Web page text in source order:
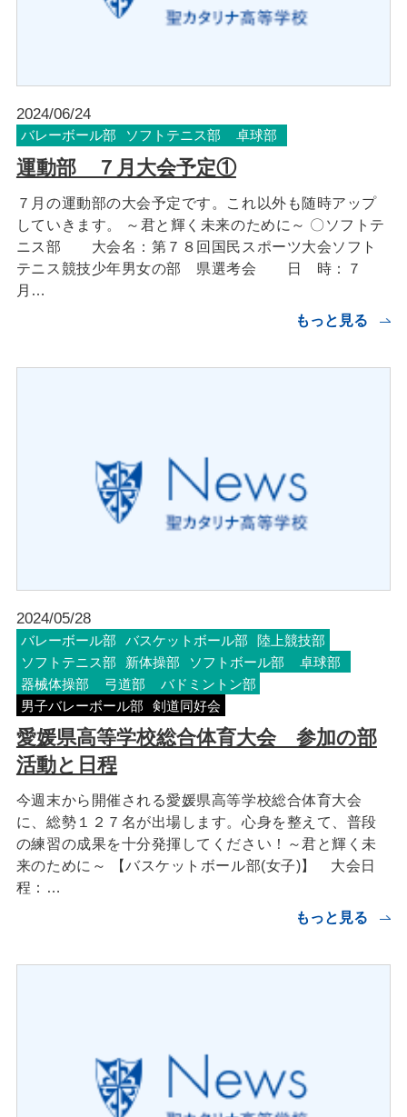
2024/06/24
バレーボール部 ソフトテニス部 卓球部
運動部 ７月大会予定①
７月の運動部の大会予定です。これ以外も随時アップ
していきます。 ～君と輝く未来のために～ 〇ソフトテ
ニス部 大会名：第７８回国民スポーツ大会ソフト
テニス競技少年男女の部 県選考会 日 時：７
月…
もっと見る
2024/05/28
バレーボール部 バスケットボール部
陸上競技部
ソフトテニス部
新体操部 ソフトボール部
卓球部
器械体操部
弓道部
バドミントン部
男子バレーボール部
剣道同好会
愛媛県高等学校総合体育大会 参加の部
活動と日程
今週末から開催される愛媛県高等学校総合体育大会
に、総勢１２７名が出場します。心身を整えて、普段
の練習の成果を十分発揮してください！～君と輝く未
来のために～ 【バスケットボール部(女子)】 大会日
程：…
もっと見る